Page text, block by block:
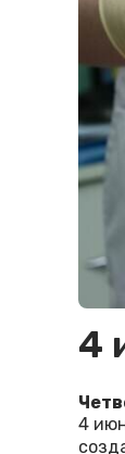
4
4